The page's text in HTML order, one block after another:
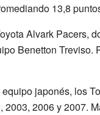
13,8
Alvark Pacers,
Benetton
japonés, los
2006 y 2007.